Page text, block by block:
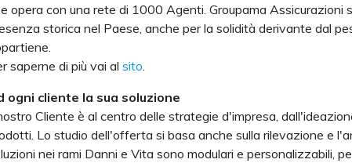
opera con una rete di 1000 Agenti. Groupama Assicurazioni
storica nel Paese, anche per la solidità derivante dal
saperne di più vai al sito.
ogni cliente la sua soluzione
Cliente è al centro delle strategie d'impresa,
Lo studio dell'offerta si basa anche sulla rilevazione e
nei rami Danni e Vita sono modulari e personalizzabili,